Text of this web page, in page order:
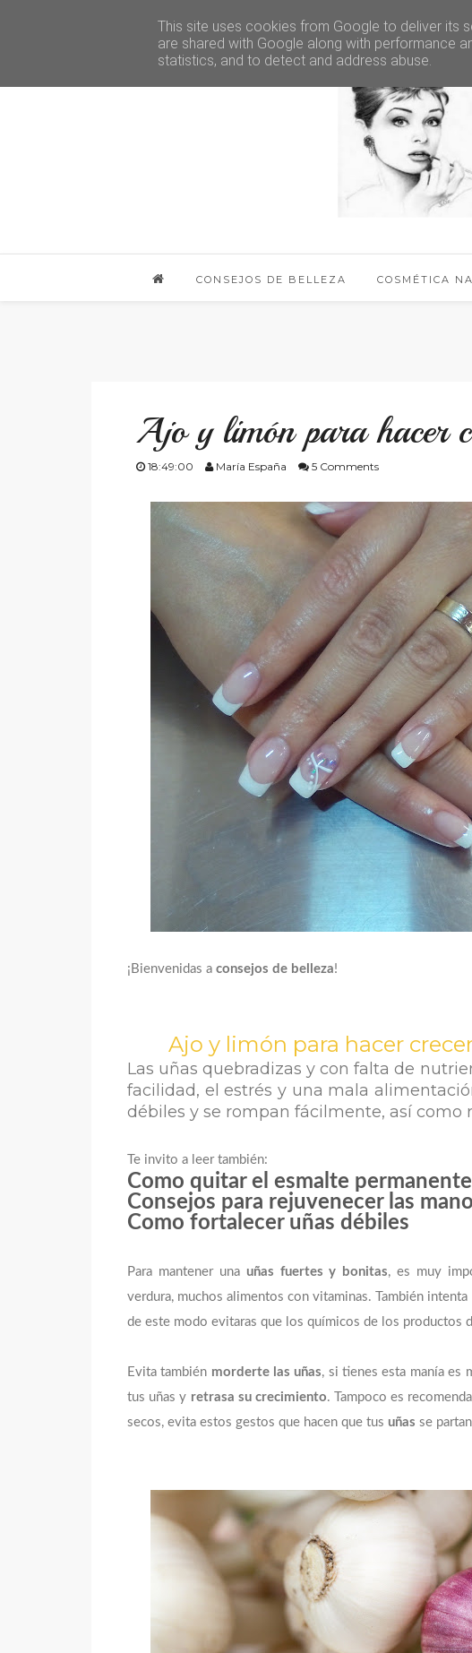
CONSEJOS DE BELLEZA COSMÉTICA
Ajo y limón para hacer
18:49:00 María España 5 Comments
¡Bienvenidas a consejos de belleza!
Ajo y limón para hacer
Las uñas quebradizas y con falta de
facilidad, el estrés y una mala
débiles y se rompan fácilmente, así como
Te invito a leer también:
Como quitar el esmalte permanente
Consejos para rejuvenecer las
Como fortalecer uñas débiles
Para mantener unauñas fuertes y bonitas, es muy
verdura, muchos alimentos con vitaminas. También
de este modo evitaras que los químicos de los productos
Evita también morderte las uñas, si tienes esta manía es
tus uñas y retrasa su crecimiento. Tampoco es
secos, evita estos gestos que hacen que tus uñas se
This site uses cookies from Google to deliver its
are shared with Google along with performance
statistics, and to detect and address abuse.